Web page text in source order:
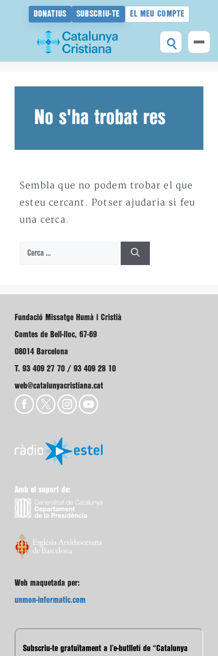
DONATIUS SUBSCRIU-TE EL MEU COMPTE
No s'ha trobat res
Sembla que no podem trobar el que
esteu cercant. Potser ajudaria si feu
una cerca.
Cerca:
Fundació Missatge Humà i Cristià
Comtes de Bell-lloc, 67-69
08014 Barcelona
T. 93 409 27 70 / 93 409 28 10
web@catalunyacristiana.cat
Amb el suport de:
Web maquetada per:
unmon-informatic.com
Subscriu-te gratuïtament a l’e-butlletí de “Catalunya